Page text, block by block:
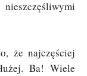
że najczęściej
Ba! Wiele